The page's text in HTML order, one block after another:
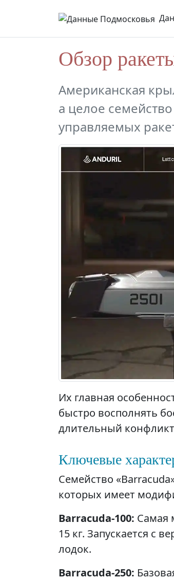
Обзор
Американская
а целое
управляемых
Их главная
быстро восполнять
длительный
Ключевые
Семейство
которых имеет
Barracuda-100: Самая
15 кг. Запускается с
лодок.
Barracuda-250: